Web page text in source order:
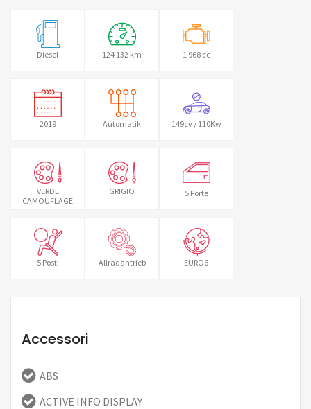
Diesel 124 132 km 1 968 cc
2019 Automatik 149cv / 110Kw
VERDE
CAMOUFLAGE
GRIGIO 5 Porte
5 Posti Allradantrieb EURO6
Accessori
ABS
ACTIVE INFO DISPLAY